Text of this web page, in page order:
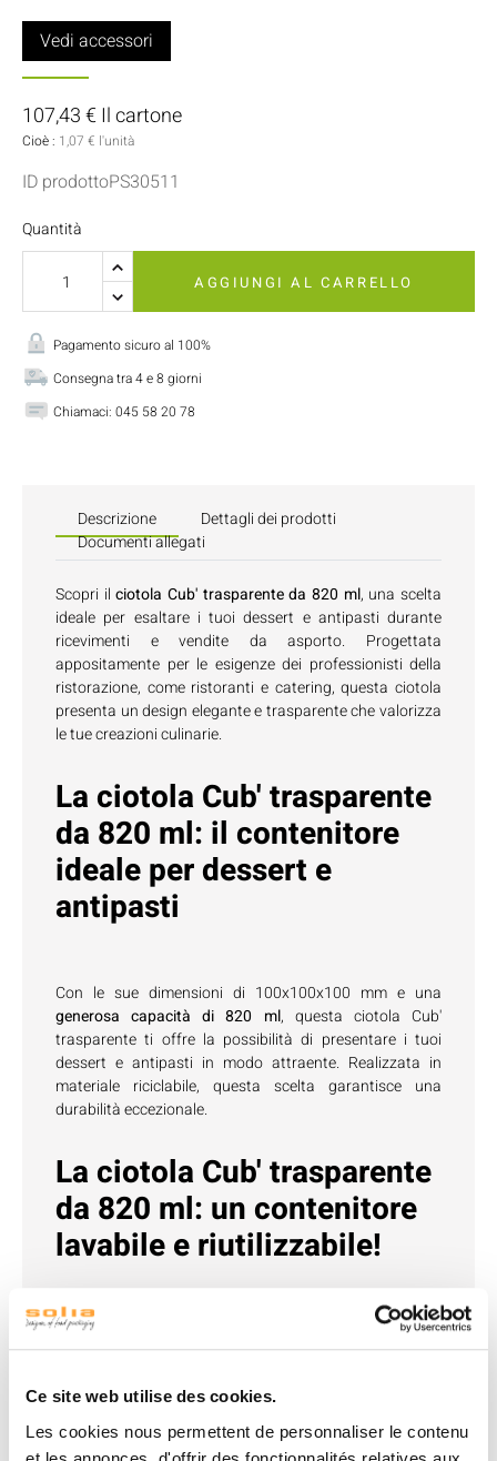
Ce site web utilise des cookies.
Les cookies nous permettent de personnaliser le contenu
Vedi accessori
107,43 € Il cartone
Cioè : 1,07 € l'unità
ID prodottoPS30511
Quantità
AGGIUNGI AL CARRELLO
Pagamento sicuro al 100%
Consegna tra 4 e 8 giorni
Chiamaci: 045 58 20 78
Descrizione
Dettagli dei prodotti
Documenti allegati
Scopri ilciotola Cub' trasparente da 820 ml, una scelta
ideale per esaltare i tuoi dessert e antipasti durante
ricevimenti e vendite da asporto. Progettata
appositamente per le esigenze dei professionisti della
ristorazione, come ristoranti e catering, questa ciotola
presenta un design elegante e trasparente che valorizza
le tue creazioni culinarie.
La ciotola Cub' trasparente
da 820 ml: il contenitore
ideale per dessert e
antipasti
Con le sue dimensioni di 100x100x100 mm e una
generosa capacità di 820 ml, questa ciotola Cub'
trasparente ti offre la possibilità di presentare i tuoi
dessert e antipasti in modo attraente. Realizzata in
materiale riciclabile, questa scelta garantisce una
durabilità eccezionale.
La ciotola Cub' trasparente
da 820 ml: un contenitore
lavabile e riutilizzabile!
, permettendo una facile pulizia e
pratica.
destinata esclusivamente al servizio e alla